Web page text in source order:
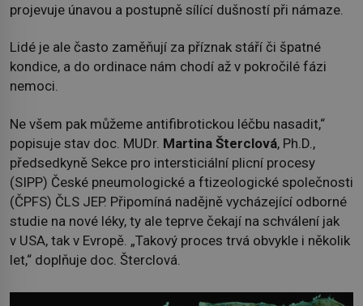
projevuje únavou a postupně sílící dušností při námaze.
Lidé je ale často zaměňují za příznak stáří či špatné
kondice, a do ordinace nám chodí až v pokročilé fázi
nemoci.
Ne všem pak můžeme antifibrotickou léčbu nasadit,“
popisuje stav doc. MUDr. Martina Šterclová, Ph.D.,
předsedkyně Sekce pro intersticiální plicní procesy
(SIPP) České pneumologické a ftizeologické společnosti
(ČPFS) ČLS JEP. Připomíná nadějně vycházející odborné
studie na nové léky, ty ale teprve čekají na schválení jak
v USA, tak v Evropě. „Takový proces trvá obvykle i několik
let,“ doplňuje doc. Šterclová.